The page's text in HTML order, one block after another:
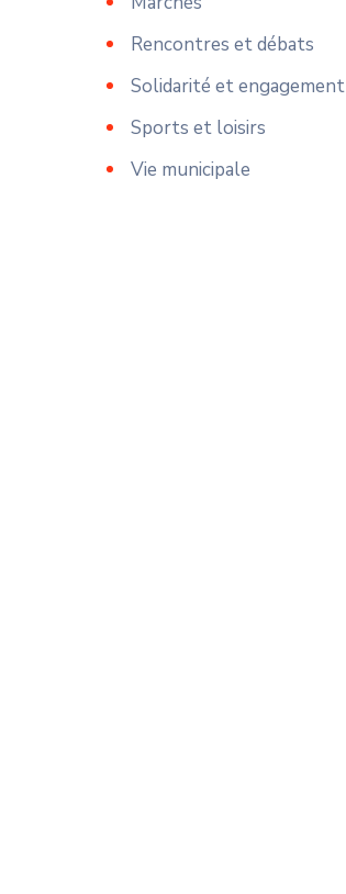
Rencontres et débats
Solidarité et engagement
Sports et loisirs
Vie municipale